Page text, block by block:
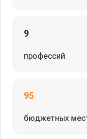
9
профессий
95
бюджетных